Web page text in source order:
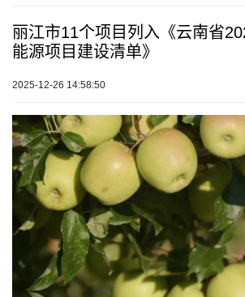
丽江市11个项目列入《云南省
能源项目建设清单》
2025-12-26 14:58:50